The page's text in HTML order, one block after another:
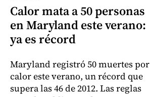
Calor mata a 50 personas
en Maryland este verano:
ya es récord
Maryland registró 50 muertes por
calor este verano, un récord que
supera las 46 de 2012. Las reglas